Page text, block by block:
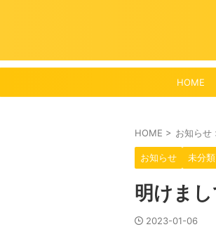
HOME
HOME > お知らせ
お知らせ 未分類
明けま
2023-01-06